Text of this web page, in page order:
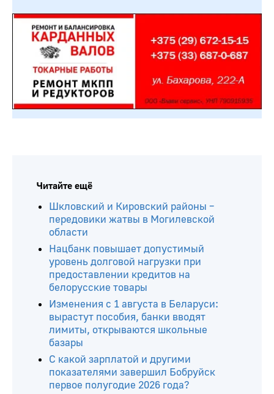
Читайте ещё
Шкловский и Кировский районы –
передовики жатвы в Могилевской
области
Нацбанк повышает допустимый
уровень долговой нагрузки при
предоставлении кредитов на
белорусские товары
Изменения с 1 августа в Беларуси:
вырастут пособия, банки вводят
лимиты, открываются школьные
базары
С какой зарплатой и другими
показателями завершил Бобруйск
первое полугодие 2026 года?